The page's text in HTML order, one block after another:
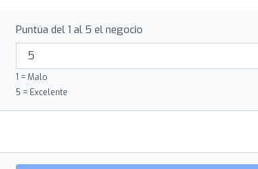
Puntúa del 1 al 5 el negocio
1 = Malo
5 = Excelente